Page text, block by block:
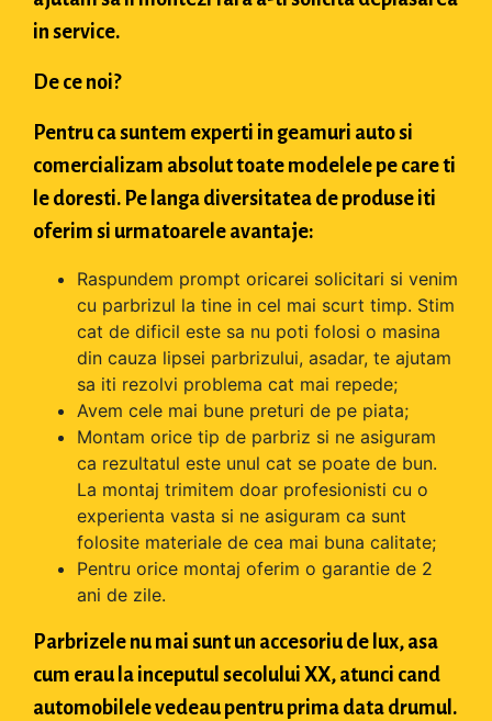
in service.
De ce noi?
Pentru ca suntem experti in geamuri auto si
comercializam absolut toate modelele pe care ti
le doresti. Pe langa diversitatea de produse iti
oferim si urmatoarele avantaje:
Raspundem prompt oricarei solicitari si venim
cu parbrizul la tine in cel mai scurt timp. Stim
cat de dificil este sa nu poti folosi o masina
din cauza lipsei parbrizului, asadar, te ajutam
sa iti rezolvi problema cat mai repede;
Avem cele mai bune preturi de pe piata;
Montam orice tip de parbriz si ne asiguram
ca rezultatul este unul cat se poate de bun.
La montaj trimitem doar profesionisti cu o
experienta vasta si ne asiguram ca sunt
folosite materiale de cea mai buna calitate;
Pentru orice montaj oferim o garantie de 2
ani de zile.
Parbrizele nu mai sunt un accesoriu de lux, asa
cum erau la inceputul secolului XX, atunci cand
automobilele vedeau pentru prima data drumul.